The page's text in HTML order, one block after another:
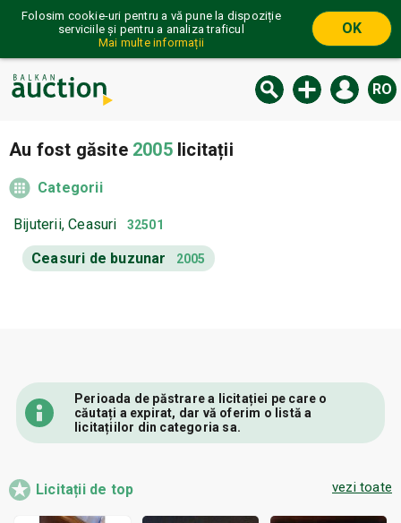
Folosim cookie-uri pentru a vă pune la dispoziție
serviciile și pentru a analiza traficul
Mai multe informații
OK
RO
Au fost găsite 2005licitații
Categorii
Bijuterii, Ceasuri 32501
Ceasuri de buzunar 2005
Perioada de păstrare a licitației pe care o
căutați a expirat, dar vă oferim o listă a
licitațiilor din categoria sa.
Licitații de top vezi toate